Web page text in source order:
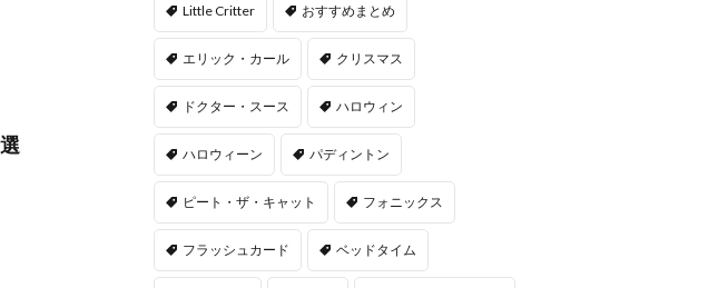
Little Critter おすすめまとめ
エリック・カール クリスマス
ドクター・スース ハロウィン
ハロウィーン パディントン
ピート・ザ・キャット フォニックス
フラッシュカード ベッドタイム